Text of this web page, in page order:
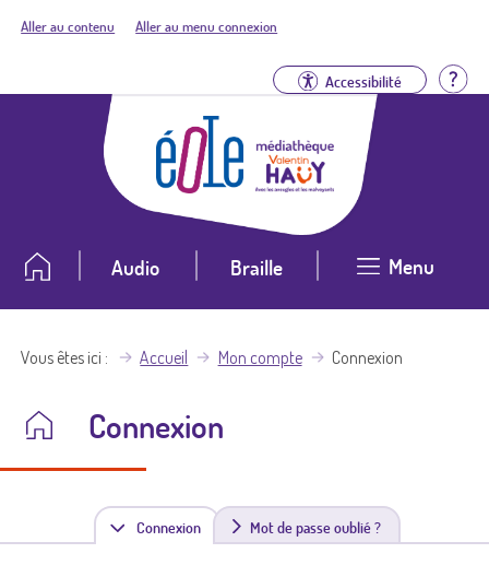
Aller au contenu Aller au menu connexion
Accessibilité
Audio Braille Menu
Vous êtes ici Accueil Mon compte Connexion
Connexion
Connexion(
Mot de passe oublié ?